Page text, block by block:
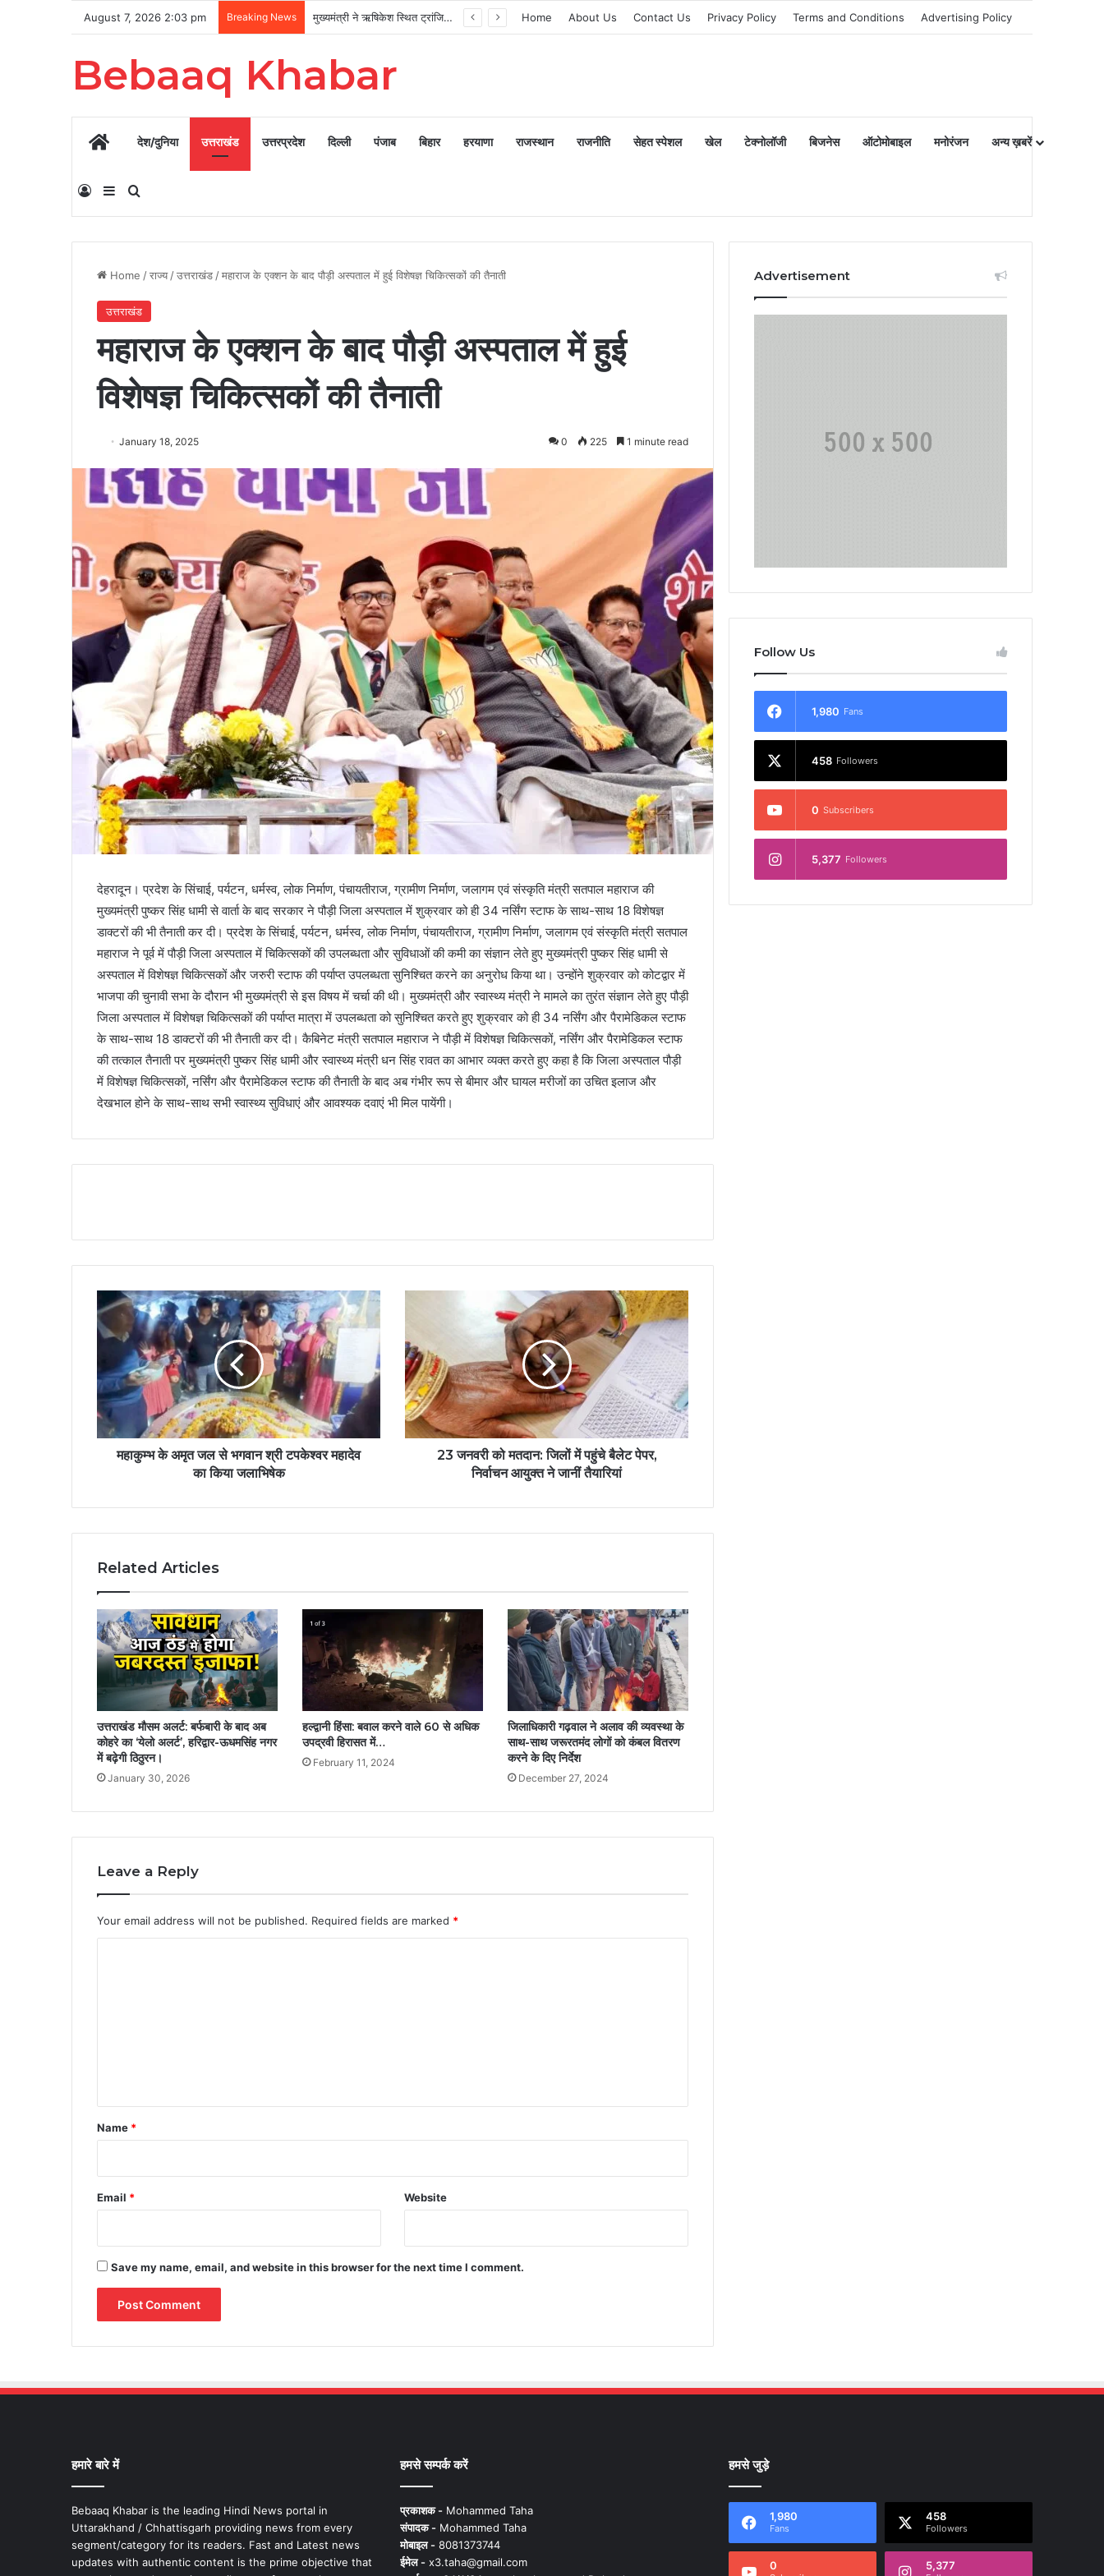
August 7, 2026 2:03 pm Breaking News मुख्यमंत्री ने ऋषिकेश स्थित ट्रांजिट कैंप का किया औचक निरीक्षण Home About Us Contact Us Privacy Policy Terms and Conditions Advertising Policy
Bebaaq Khabar
Homeदेश/दुनिया उत्तराखंड उत्तरप्रदेश दिल्ली पंजाब बिहार हरयाणा राजस्थान राजनीति सेहत स्पेशल खेल टेक्नोलॉजी बिजनेस ऑटोमोबाइल मनोरंजन अन्य ख़बरें
Log InSidebarSearch for
Home /राज्य /उत्तराखंड /महाराज के एक्शन के बाद पौड़ी अस्पताल में हुई विशेषज्ञ चिकित्सकों की तैनाती
उत्तराखंड
महाराज के एक्शन के बाद पौड़ी अस्पताल में हुई
विशेषज्ञ चिकित्सकों की तैनाती
January 18, 2025 0 225 1 minute read
देहरादून। प्रदेश के सिंचाई, पर्यटन, धर्मस्व, लोक निर्माण, पंचायतीराज, ग्रामीण निर्माण, जलागम एवं संस्कृति मंत्री सतपाल महाराज की
मुख्यमंत्री पुष्कर सिंह धामी से वार्ता के बाद सरकार ने पौड़ी जिला अस्पताल में शुक्रवार को ही 34 नर्सिंग स्टाफ के साथ-साथ 18 विशेषज्ञ
डाक्टरों की भी तैनाती कर दी। प्रदेश के सिंचाई, पर्यटन, धर्मस्व, लोक निर्माण, पंचायतीराज, ग्रामीण निर्माण, जलागम एवं संस्कृति मंत्री सतपाल
महाराज ने पूर्व में पौड़ी जिला अस्पताल में चिकित्सकों की उपलब्धता और सुविधाओं की कमी का संज्ञान लेते हुए मुख्यमंत्री पुष्कर सिंह धामी से
अस्पताल में विशेषज्ञ चिकित्सकों और जरुरी स्टाफ की पर्याप्त उपलब्धता सुनिश्चित करने का अनुरोध किया था। उन्होंने शुक्रवार को कोटद्वार में
भाजपा की चुनावी सभा के दौरान भी मुख्यमंत्री से इस विषय में चर्चा की थी। मुख्यमंत्री और स्वास्थ्य मंत्री ने मामले का तुरंत संज्ञान लेते हुए पौड़ी
जिला अस्पताल में विशेषज्ञ चिकित्सकों की पर्याप्त मात्रा में उपलब्धता को सुनिश्चित करते हुए शुक्रवार को ही 34 नर्सिंग और पैरामेडिकल स्टाफ
के साथ-साथ 18 डाक्टरों की भी तैनाती कर दी। कैबिनेट मंत्री सतपाल महाराज ने पौड़ी में विशेषज्ञ चिकित्सकों, नर्सिंग और पैरामेडिकल स्टाफ
की तत्काल तैनाती पर मुख्यमंत्री पुष्कर सिंह धामी और स्वास्थ्य मंत्री धन सिंह रावत का आभार व्यक्त करते हुए कहा है कि जिला अस्पताल पौड़ी
में विशेषज्ञ चिकित्सकों, नर्सिंग और पैरामेडिकल स्टाफ की तैनाती के बाद अब गंभीर रूप से बीमार और घायल मरीजों का उचित इलाज और
देखभाल होने के साथ-साथ सभी स्वास्थ्य सुविधाएं और आवश्यक दवाएं भी मिल पायेंगी।
महाकुम्भ के अमृत जल से भगवान श्री टपकेश्वर महादेव
का किया जलाभिषेक
23 जनवरी को मतदान: जिलों में पहुंचे बैलेट पेपर,
निर्वाचन आयुक्त ने जानीं तैयारियां
Related Articles
उत्तराखंड मौसम अलर्ट: बर्फबारी के बाद अब
कोहरे का ‘येलो अलर्ट’, हरिद्वार-ऊधमसिंह नगर
में बढ़ेगी ठिठुरन।
January 30, 2026
हल्द्वानी हिंसा: बवाल करने वाले 60 से अधिक
उपद्रवी हिरासत में…
February 11, 2024
जिलाधिकारी गढ़वाल ने अलाव की व्यवस्था के
साथ-साथ जरूरतमंद लोगों को कंबल वितरण
करने के दिए निर्देश
December 27, 2024
Leave a Reply
Your email address will not be published. Required fields are marked *
*
Name *
Email * Website
Save my name, email, and website in this browser for the next time I comment.
Advertisement
Follow Us
1,980 Fans
458 Followers
0 Subscribers
5,377 Followers
हमारे बारे में
Bebaaq Khabar is the leading Hindi News portal in
Uttarakhand / Chhattisgarh providing news from every
segment/category for its readers. Fast and Latest news
updates with authentic content is the prime objective that
हमसे सम्पर्क करें
प्रकाशक -Mohammed Taha
संपादक -Mohammed Taha
मोबाइल -8081373744
ईमेल -x3.taha@gmail.com
हमसे जुड़े
1,980
Fans
458
Followers
0 5,377